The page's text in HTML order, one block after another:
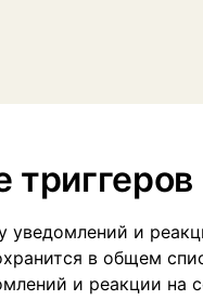
уведомлений и
в общем
и реакции на